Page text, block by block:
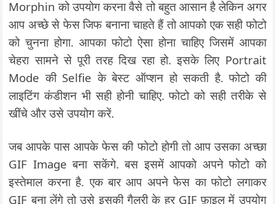
Morphin को उपयोग करना वैसे तो बहुत आसान है लेकिन अगर
आप अच्छे से फेस जिफ बनाना चाहते हैं तो आपको एक सही फोटो
को चुनना होगा. आपका फोटो ऐसा होना चाहिए जिसमें आपका
चेहरा सामने से पूरी तरह दिख रहा हो. इसके लिए Portrait
Mode की Selfie के बेस्ट ऑप्शन हो सकती है. फोटो की
लाइटिंग कंडीशन भी सही होनी चाहिए. फोटो को सही तरीके से
खींचे और उसे उपयोग करें.
जब आपके पास आपके फेस की फोटो होगी तो आप उसका अच्छा
GIF Image बना सकेंगे. बस इसमें आपको अपने फोटो को
इस्तेमाल करना है. एक बार आप अपने फेस का फोटो लगाकर
GIF बना लेंगे तो उसे इसकी गैलरी के हर GIF फ़ाइल में उपयोग